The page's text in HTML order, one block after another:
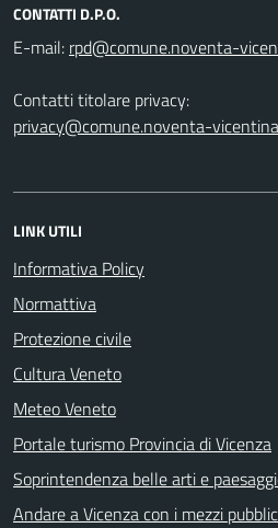
CONTATTI D.P.O.
E-mail:
Contatti titolare privacy:
privacy@comune.noventa-
LINK UTILI
Informativa Policy
Normattiva
Protezione civile
Cultura Veneto
Meteo Veneto
Portale turismo Provincia di Vicenza
Soprintendenza belle arti e
Andare a Vicenza con i mezzi